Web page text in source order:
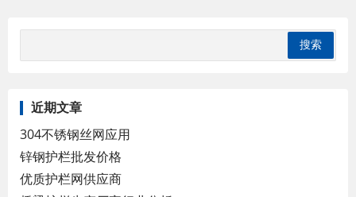
近期文章
304不锈钢丝网应用
锌钢护栏批发价格
优质护栏网供应商